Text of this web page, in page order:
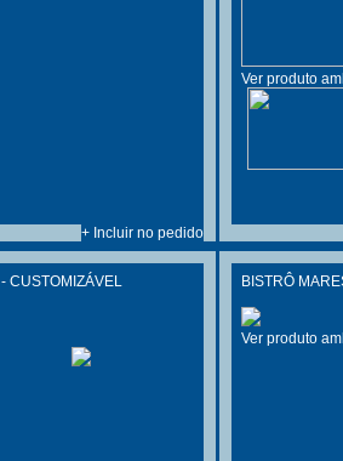
+ Incluir no pedido
Ver produto
CUSTOMIZÁVEL BISTRÔ
Ver produto